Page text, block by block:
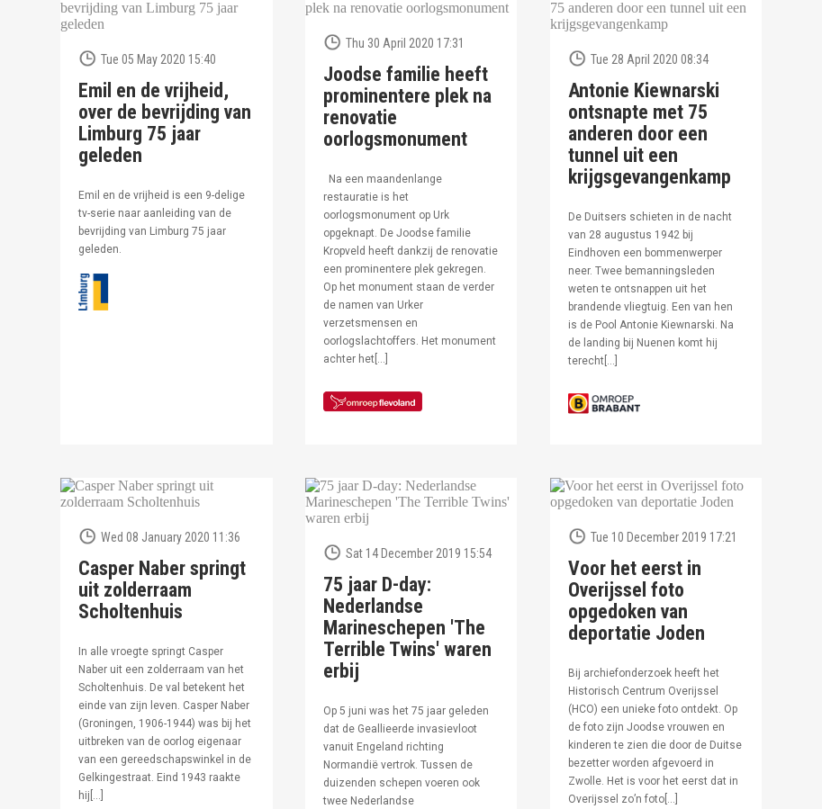
Tue 05 May 2020 15:40
Emil en de vrijheid,
over de bevrijding van
Limburg 75 jaar
geleden
Emil en de vrijheid is een 9-delige
tv-serie naar aanleiding van de
bevrijding van Limburg 75 jaar
geleden.
Thu 30 April 2020 17:31
Joodse familie heeft
prominentere plek na
renovatie
oorlogsmonument
Na een maandenlange
restauratie is het
oorlogsmonument op Urk
opgeknapt. De Joodse familie
Kropveld heeft dankzij de renovatie
een prominentere plek gekregen.
Op het monument staan de verder
de namen van Urker
verzetsmensen en
oorlogslachtoffers. Het monument
achter het[…]
Tue 28 April 2020 08:34
Antonie Kiewnarski
ontsnapte met 75
anderen door een
tunnel uit een
krijgsgevangenkamp
De Duitsers schieten in de nacht
van 28 augustus 1942 bij
Eindhoven een bommenwerper
neer. Twee bemanningsleden
weten te ontsnappen uit het
brandende vliegtuig. Een van hen
is de Pool Antonie Kiewnarski. Na
de landing bij Nuenen komt hij
terecht[…]
Wed 08 January 2020 11:36
Casper Naber springt
uit zolderraam
Scholtenhuis
In alle vroegte springt Casper
Naber uit een zolderraam van het
Scholtenhuis. De val betekent het
einde van zijn leven. Casper Naber
(Groningen, 1906-1944) was bij het
uitbreken van de oorlog eigenaar
van een gereedschapswinkel in de
Gelkingestraat. Eind 1943 raakte
hij[…]
Sat 14 December 2019 15:54
75 jaar D-day:
Nederlandse
Marineschepen 'The
Terrible Twins' waren
erbij
Op 5 juni was het 75 jaar geleden
dat de Geallieerde invasievloot
vanuit Engeland richting
Normandië vertrok. Tussen de
duizenden schepen voeren ook
twee Nederlandse
Tue 10 December 2019 17:21
Voor het eerst in
Overijssel foto
opgedoken van
deportatie Joden
Bij archiefonderzoek heeft het
Historisch Centrum Overijssel
(HCO) een unieke foto ontdekt. Op
de foto zijn Joodse vrouwen en
kinderen te zien die door de Duitse
bezetter worden afgevoerd in
Zwolle. Het is voor het eerst dat in
Overijssel zo’n foto[…]